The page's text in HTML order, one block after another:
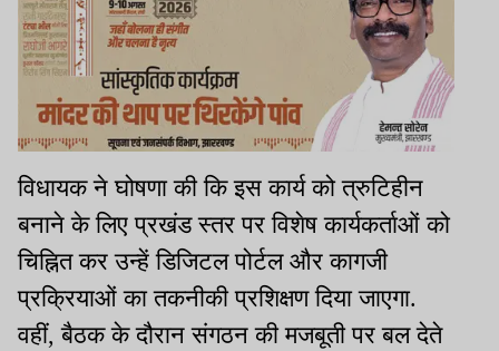
विधायक ने घोषणा की कि इस कार्य को त्रुटिहीन
बनाने के लिए प्रखंड स्तर पर विशेष कार्यकर्ताओं को
चिह्नित कर उन्हें डिजिटल पोर्टल और कागजी
प्रक्रियाओं का तकनीकी प्रशिक्षण दिया जाएगा.
वहीं, बैठक के दौरान संगठन की मजबूती पर बल देते